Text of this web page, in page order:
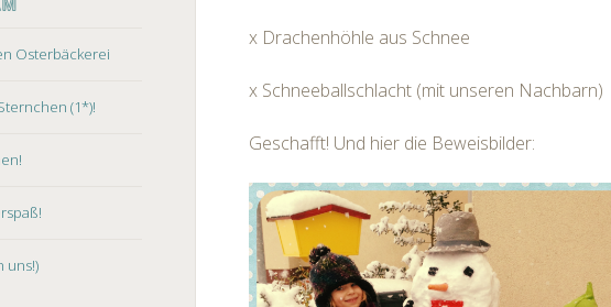
Osterbäckerei
(1*)!
uns!)
x Drachenhöhle aus Schnee
x Schneeballschlacht (mit unseren Nachbarn)
Geschafft! Und hier die Beweisbilder: